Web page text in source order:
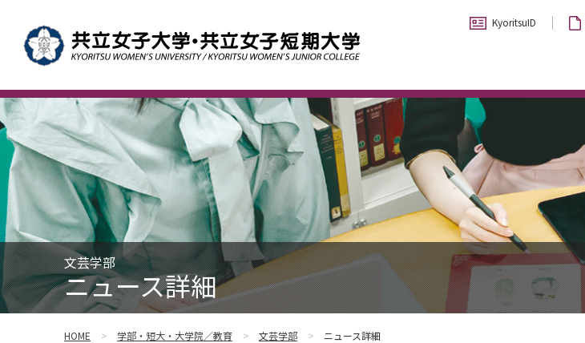
KyoritsuID
文芸学部
ニュース詳細
HOME 学部・短大・大学院／教育 文芸学部 ニュース詳細